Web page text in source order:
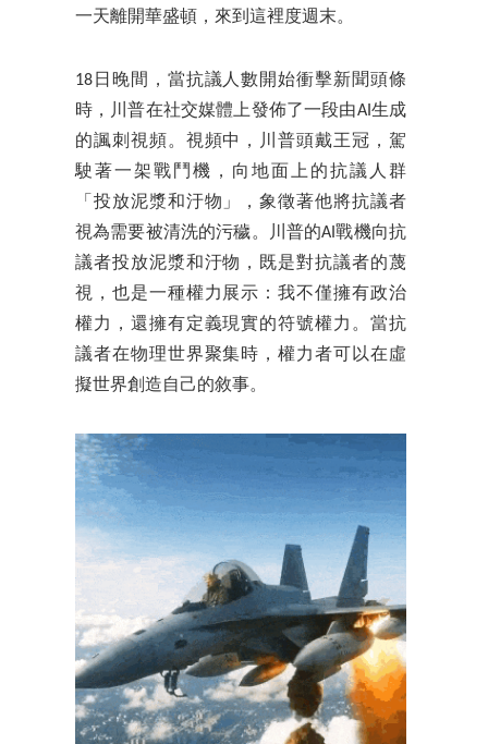
一天離開華盛頓，來到這裡度週末。
18日晚間，當抗議人數開始衝擊新聞頭條
時，川普在社交媒體上發佈了一段由AI生成
的諷刺視頻。視頻中，川普頭戴王冠，駕
駛著一架戰鬥機，向地面上的抗議人群
「投放泥漿和汙物」，象徵著他將抗議者
視為需要被清洗的污穢。川普的AI戰機向抗
議者投放泥漿和汙物，既是對抗議者的蔑
視，也是一種權力展示：我不僅擁有政治
權力，還擁有定義現實的符號權力。當抗
議者在物理世界聚集時，權力者可以在虛
擬世界創造自己的敘事。